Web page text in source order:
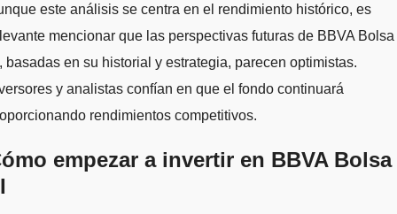
este análisis se centra en el rendimiento histórico, es
mencionar que las perspectivas futuras de BBVA Bolsa
basadas en su historial y estrategia, parecen optimistas.
y analistas confían en que el fondo continuará
rendimientos competitivos.
empezar a invertir en BBVA Bolsa